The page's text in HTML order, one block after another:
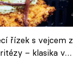
řízek s vejcem z
– klasika v